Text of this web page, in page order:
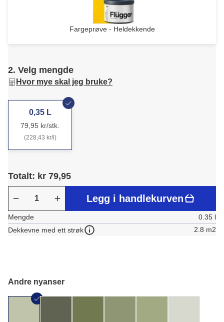
Fargeprøve - Heldekkende
2. Velg mengde
Hvor mye skal jeg bruke?
0,35 L
79,95 kr/stk.
(228,43 kr/l)
Totalt: kr 79,95
Legg i handlekurven
Mengde
0.35 l
Dekkevne med ett strøk
2.8 m2
Andre nyanser